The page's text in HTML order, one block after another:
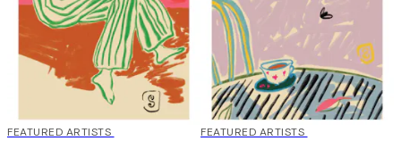
40%*
FEATURED ARTISTS 40%*
FEATURED ARTISTS